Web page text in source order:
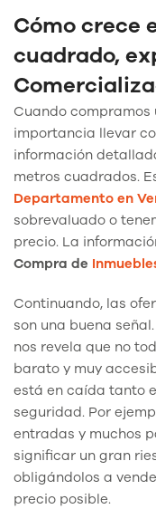
Cómo crece
cuadrado,
Cuando compramos
importancia llevar
información
metros cuadrados.
Departamento en
sobrevaluado o
precio. La
Compra de
Continuando, las
son una buena
nos revela que no
barato y muy
está en caída tanto
seguridad. Por
entradas y muchos
significar un gran
obligándolos a
precio posible.